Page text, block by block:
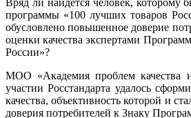
Вряд ли найдется человек, которому
программы «100 лучших товаров
обусловлено повышенное доверие
оценки качества экспертами
России»?
МОО «Академия проблем качества
участии Росстандарта удалось
качества, объективность которой и
доверия потребителей к Знаку